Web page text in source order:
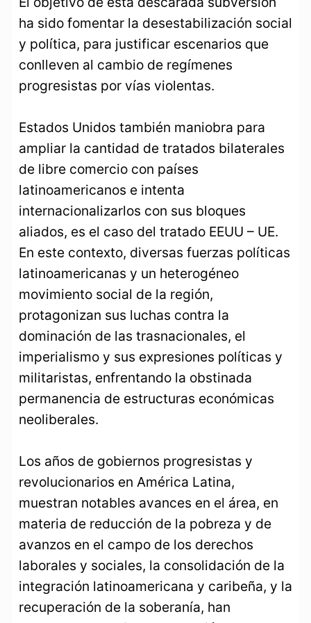
ha sido fomentar la desestabilización social
y política, para justificar escenarios que
conlleven al cambio de regímenes
progresistas por vías violentas.
Estados Unidos también maniobra para
ampliar la cantidad de tratados bilaterales
de libre comercio con países
latinoamericanos e intenta
internacionalizarlos con sus bloques
aliados, es el caso del tratado EEUU – UE.
En este contexto, diversas fuerzas políticas
latinoamericanas y un heterogéneo
movimiento social de la región,
protagonizan sus luchas contra la
dominación de las trasnacionales, el
imperialismo y sus expresiones políticas y
militaristas, enfrentando la obstinada
permanencia de estructuras económicas
neoliberales.
Los años de gobiernos progresistas y
revolucionarios en América Latina,
muestran notables avances en el área, en
materia de reducción de la pobreza y de
avanzos en el campo de los derechos
laborales y sociales, la consolidación de la
integración latinoamericana y caribeña, y la
recuperación de la soberanía, han